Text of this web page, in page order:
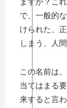
で、一般的
けられた、
しまう、人
この名前は
当てはまる
来すると言